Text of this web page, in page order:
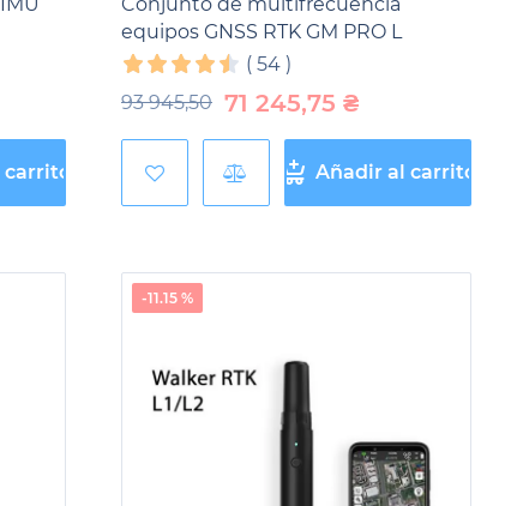
equipos GNSS RTK GM PRO L
( 54)
93 945,50 71 245,75 ₴
Añadir al carrito
-11.15 %